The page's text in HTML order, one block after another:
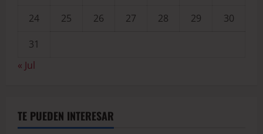
24
25 26 27 28 29
30
31
« Jul
TE PUEDEN INTERESAR